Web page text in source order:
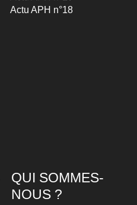
Actu APH n°18
QUI SOMMES-
NOUS ?